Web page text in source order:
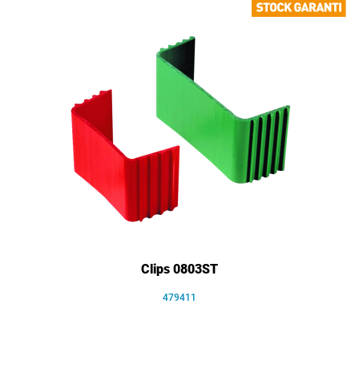
Clips 0803ST
479411